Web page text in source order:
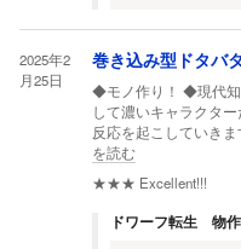
2025年2
月25日
巻き込み型ドタバ
◆モノ作り！ ◆現代
して濃いキャラクタ
反応を起こしていき
を読む
★★★ Excellent!!!
ドワーフ転生 物